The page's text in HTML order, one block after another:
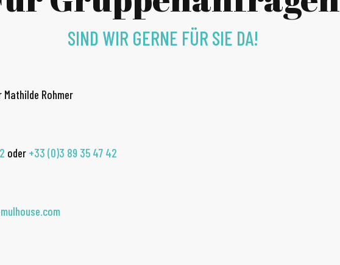
SIND WIR GERNE FÜR SIE DA!
Rohmer
oder +33 (0)3 89 35 47 42